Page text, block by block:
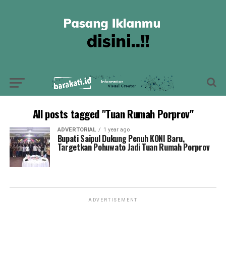
All posts tagged "Tuan Rumah Porprov"
ADVERTORIAL 1 year ago
Bupati Saipul Dukung Penuh KONI Baru,
Targetkan Pohuwato Jadi Tuan Rumah Porprov
ADVERTISEMENT